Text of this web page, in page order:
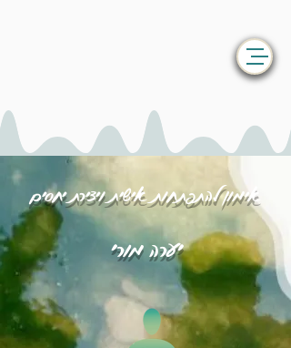
אימון להתפתחות אישית ויצירת יחסים
יערה מורי